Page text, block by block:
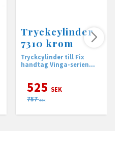
Tryckcylinder
7310 krom
Tryckcylinder till Fix
handtag Vinga-serien
525 SEK
757 SEK